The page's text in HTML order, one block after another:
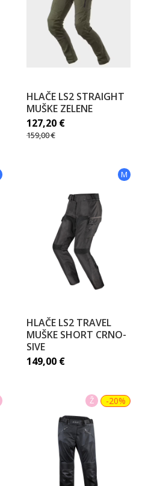
HLAČE LS2 STRAIGHT
MUŠKE ZELENE
127,20 €
159,00€
M
HLAČE LS2 TRAVEL
MUŠKE SHORT CRNO-
SIVE
149,00 €
Ž -20%